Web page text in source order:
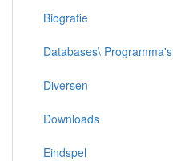
Biografie
Databases\ Programma's
Diversen
Downloads
Eindspel